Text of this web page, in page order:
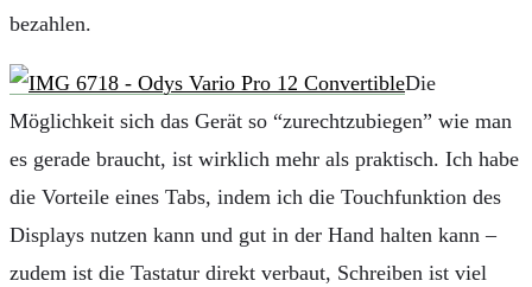
bezahlen.
Die
Möglichkeit sich das Gerät so “zurechtzubiegen” wie man
es gerade braucht, ist wirklich mehr als praktisch. Ich habe
die Vorteile eines Tabs, indem ich die Touchfunktion des
Displays nutzen kann und gut in der Hand halten kann –
zudem ist die Tastatur direkt verbaut, Schreiben ist viel